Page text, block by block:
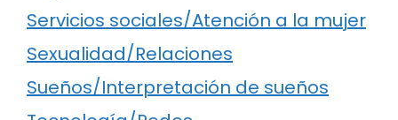
Servicios sociales/Atención a la mujer
Sexualidad/Relaciones
Sueños/Interpretación de sueños